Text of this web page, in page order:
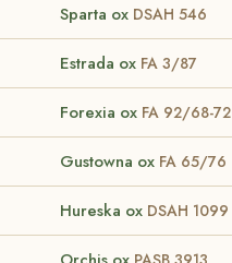
Sparta ox DSAH 546
Estrada ox FA 3/87
Forexia ox FA 92/68-72
Gustowna ox FA 65/76
Hureska ox DSAH 1099